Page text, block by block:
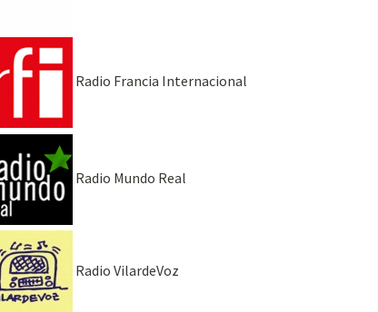
Radio Francia Internacional
Radio Mundo Real
Radio VilardeVoz